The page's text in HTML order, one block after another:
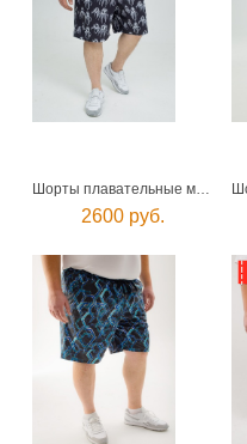
Шорты плавательные мужские
2600 руб.